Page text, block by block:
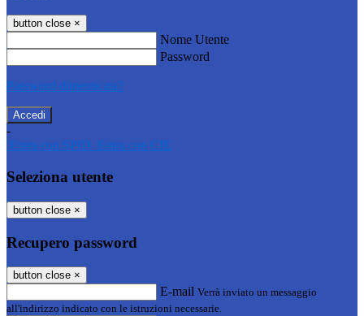
button close ×
Nome Utente
Password
Password dimenticata?
-
Entra con SPID Entra con CIE
Seleziona utente
button close ×
Recupero password
button close ×
E-mail Verrà inviato un messaggio
all'indirizzo indicato con le istruzioni necessarie.